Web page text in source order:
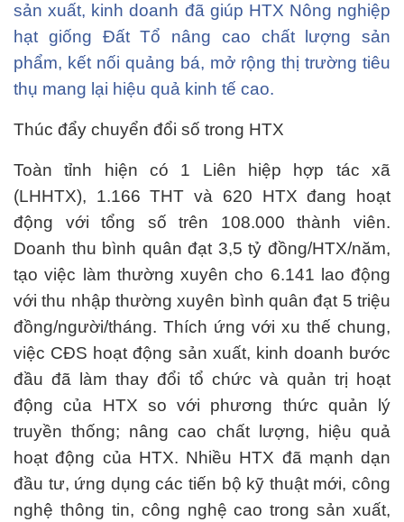
sản xuất, kinh doanh đã giúp HTX Nông nghiệp
hạt giống Đất Tổ nâng cao chất lượng sản
phẩm, kết nối quảng bá, mở rộng thị trường tiêu
thụ mang lại hiệu quả kinh tế cao.
Thúc đẩy chuyển đổi số trong HTX
Toàn tỉnh hiện có 1 Liên hiệp hợp tác xã
(LHHTX), 1.166 THT và 620 HTX đang hoạt
động với tổng số trên 108.000 thành viên.
Doanh thu bình quân đạt 3,5 tỷ đồng/HTX/năm,
tạo việc làm thường xuyên cho 6.141 lao động
với thu nhập thường xuyên bình quân đạt 5 triệu
đồng/người/tháng. Thích ứng với xu thế chung,
việc CĐS hoạt động sản xuất, kinh doanh bước
đầu đã làm thay đổi tổ chức và quản trị hoạt
động của HTX so với phương thức quản lý
truyền thống; nâng cao chất lượng, hiệu quả
hoạt động của HTX. Nhiều HTX đã mạnh dạn
đầu tư, ứng dụng các tiến bộ kỹ thuật mới, công
nghệ thông tin, công nghệ cao trong sản xuất,